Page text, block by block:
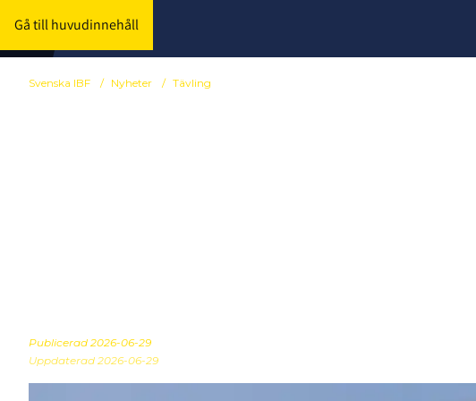
Gå till huvudinnehåll
Svenska IBF / Nyheter / Tävling
Publicerad 2026-06-29
Uppdaterad 2026-06-29